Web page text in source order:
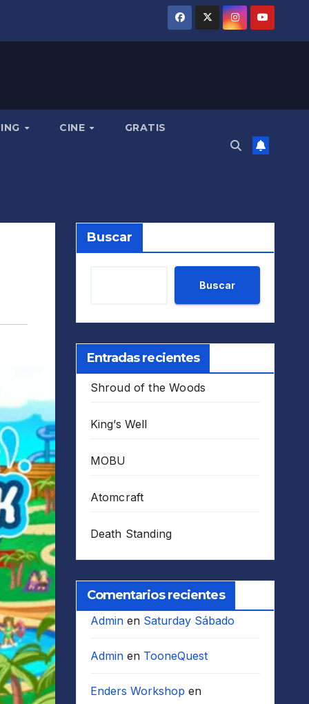
CINE GRATIS
Buscar
Buscar
Entradas recientes
Shroud of the Woods
King’s Well
MOBU
Atomcraft
Death Standing
Comentarios recientes
Adminen Saturday Sábado
Adminen TooneQuest
Enders Workshop en